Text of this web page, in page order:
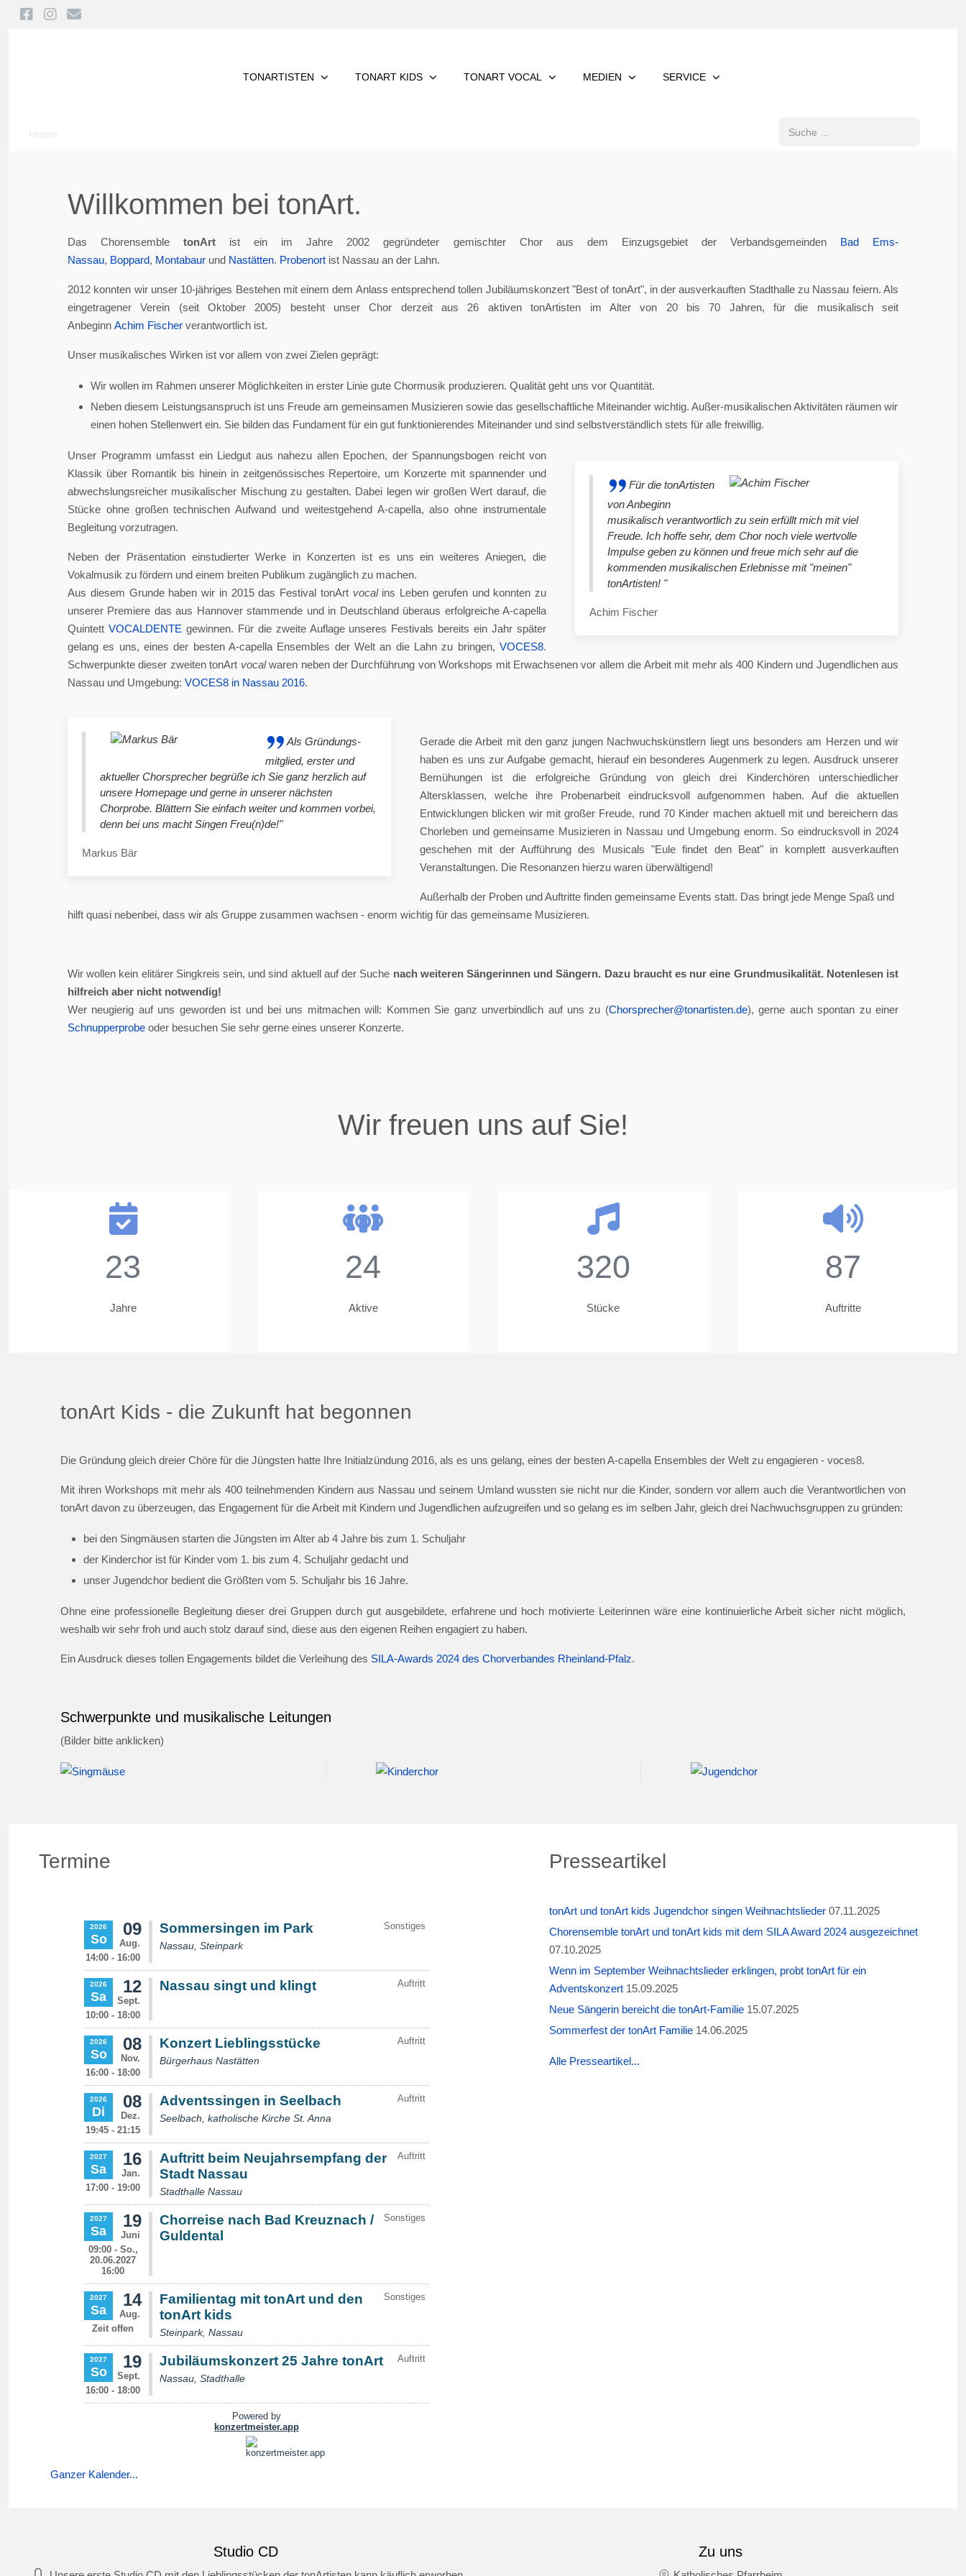
TONARTISTEN TONART KIDS TONART VOCAL MEDIEN SERVICE
Home
Suchen
Willkommen bei tonArt.
Das ChorensembletonArt ist ein im Jahre 2002 gegründeter gemischter Chor aus dem Einzugsgebiet der Verbandsgemeinden Bad Ems-
Nassau, Boppard, Montabaur und Nastätten. Probenort ist Nassau an der Lahn.
2012 konnten wir unser 10-jähriges Bestehen mit einem dem Anlass entsprechend tollen Jubiläumskonzert "Best of tonArt", in der ausverkauften Stadthalle zu Nassau feiern. Als
eingetragener Verein (seit Oktober 2005) besteht unser Chor derzeit aus 26 aktiven tonArtisten im Alter von 20 bis 70 Jahren, für die musikalisch seit
Anbeginn Achim Fischer verantwortlich ist.
Unser musikalisches Wirken ist vor allem von zwei Zielen geprägt:
Wir wollen im Rahmen unserer Möglichkeiten in erster Linie gute Chormusik produzieren. Qualität geht uns vor Quantität.
Neben diesem Leistungsanspruch ist uns Freude am gemeinsamen Musizieren sowie das gesellschaftliche Miteinander wichtig. Außer-musikalischen Aktivitäten räumen wir
einen hohen Stellenwert ein. Sie bilden das Fundament für ein gut funktionierendes Miteinander und sind selbstverständlich stets für alle freiwillig.
Für die tonArtisten
von Anbeginn
musikalisch verantwortlich zu sein erfüllt mich mit viel
Freude. Ich hoffe sehr, dem Chor noch viele wertvolle
Impulse geben zu können und freue mich sehr auf die
kommenden musikalischen Erlebnisse mit "meinen"
tonArtisten! "
Achim Fischer
Unser Programm umfasst ein Liedgut aus nahezu allen Epochen, der Spannungsbogen reicht von
Klassik über Romantik bis hinein in zeitgenössisches Repertoire, um Konzerte mit spannender und
abwechslungsreicher musikalischer Mischung zu gestalten. Dabei legen wir großen Wert darauf, die
Stücke ohne großen technischen Aufwand und weitestgehend A-capella, also ohne instrumentale
Begleitung vorzutragen.
Neben der Präsentation einstudierter Werke in Konzerten ist es uns ein weiteres Aniegen, die
Vokalmusik zu fördern und einem breiten Publikum zugänglich zu machen.
Aus diesem Grunde haben wir in 2015 das Festival tonArt vocal ins Leben gerufen und konnten zu
unserer Premiere das aus Hannover stammende und in Deutschland überaus erfolgreiche A-capella
Quintett VOCALDENTE gewinnen. Für die zweite Auflage unseres Festivals bereits ein Jahr später
gelang es uns, eines der besten A-capella Ensembles der Welt an die Lahn zu bringen, VOCES8.
Schwerpunkte dieser zweiten tonArt vocalwaren neben der Durchführung von Workshops mit Erwachsenen vor allem die Arbeit mit mehr als 400 Kindern und Jugendlichen aus
Nassau und Umgebung: VOCES8 in Nassau 2016.
Als Gründungs-
mitglied, erster und
aktueller Chorsprecher begrüße ich Sie ganz herzlich auf
unsere Homepage und gerne in unserer nächsten
Chorprobe. Blättern Sie einfach weiter und kommen vorbei,
denn bei uns macht Singen Freu(n)de!"
Markus Bär
Gerade die Arbeit mit den ganz jungen Nachwuchskünstlern liegt uns besonders am Herzen und wir
haben es uns zur Aufgabe gemacht, hierauf ein besonderes Augenmerk zu legen. Ausdruck unserer
Bemühungen ist die erfolgreiche Gründung von gleich drei Kinderchören unterschiedlicher
Altersklassen, welche ihre Probenarbeit eindrucksvoll aufgenommen haben. Auf die aktuellen
Entwicklungen blicken wir mit großer Freude, rund 70 Kinder machen aktuell mit und bereichern das
Chorleben und gemeinsame Musizieren in Nassau und Umgebung enorm. So eindrucksvoll in 2024
geschehen mit der Aufführung des Musicals "Eule findet den Beat" in komplett ausverkauften
Veranstaltungen. Die Resonanzen hierzu waren überwältigend!
Außerhalb der Proben und Auftritte finden gemeinsame Events statt. Das bringt jede Menge Spaß und
hilft quasi nebenbei, dass wir als Gruppe zusammen wachsen - enorm wichtig für das gemeinsame Musizieren.
Wir wollen kein elitärer Singkreis sein, und sind aktuell auf der Suche nach weiteren Sängerinnen und Sängern. Dazu braucht es nur eine Grundmusikalität. Notenlesen ist
hilfreich aber nicht notwendig!
Wer neugierig auf uns geworden ist und bei uns mitmachen will: Kommen Sie ganz unverbindlich auf uns zu (Chorsprecher@tonartisten.de), gerne auch spontan zu einer
Schnupperprobe oder besuchen Sie sehr gerne eines unserer Konzerte.
Wir freuen uns auf Sie!
23
Jahre
24
Aktive
320
Stücke
87
Auftritte
tonArt Kids - die Zukunft hat begonnen
Die Gründung gleich dreier Chöre für die Jüngsten hatte Ihre Initialzündung 2016, als es uns gelang, eines der besten A-capella Ensembles der Welt zu engagieren - voces8.
Mit ihren Workshops mit mehr als 400 teilnehmenden Kindern aus Nassau und seinem Umland wussten sie nicht nur die Kinder, sondern vor allem auch die Verantwortlichen von
tonArt davon zu überzeugen, das Engagement für die Arbeit mit Kindern und Jugendlichen aufzugreifen und so gelang es im selben Jahr, gleich drei Nachwuchsgruppen zu gründen:
bei den Singmäusen starten die Jüngsten im Alter ab 4 Jahre bis zum 1. Schuljahr
der Kinderchor ist für Kinder vom 1. bis zum 4. Schuljahr gedacht und
unser Jugendchor bedient die Größten vom 5. Schuljahr bis 16 Jahre.
Ohne eine professionelle Begleitung dieser drei Gruppen durch gut ausgebildete, erfahrene und hoch motivierte Leiterinnen wäre eine kontinuierliche Arbeit sicher nicht möglich,
weshalb wir sehr froh und auch stolz darauf sind, diese aus den eigenen Reihen engagiert zu haben.
Ein Ausdruck dieses tollen Engagements bildet die Verleihung des SILA-Awards 2024 des Chorverbandes Rheinland-Pfalz.
Schwerpunkte und musikalische Leitungen
(Bilder bitte anklicken)
Termine
Ganzer Kalender...
Presseartikel
tonArt und tonArt kids Jugendchor singen Weihnachtslieder 07.11.2025
Chorensemble tonArt und tonArt kids mit dem SILA Award 2024 ausgezeichnet
07.10.2025
Wenn im September Weihnachtslieder erklingen, probt tonArt für ein
Adventskonzert 15.09.2025
Neue Sängerin bereicht die tonArt-Familie 15.07.2025
Sommerfest der tonArt Familie 14.06.2025
Alle Presseartikel...
Studio CD Zu uns